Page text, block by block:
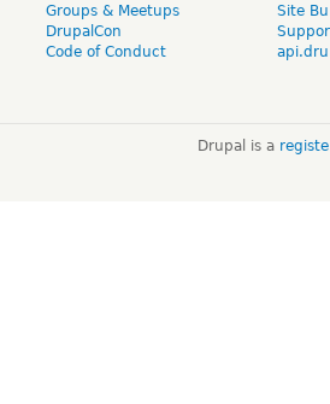
Groups & Meetups
DrupalCon
Code of Conduct
Site
Drupal is a